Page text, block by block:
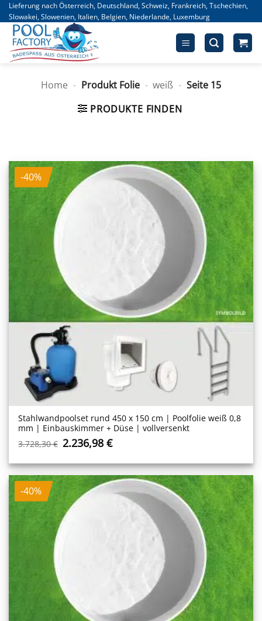
Zum
Inhalt
springen
Lieferung nach Österreich, Deutschland, Schweiz, Frankreich, Tschechien,
Slowakei, Slowenien, Italien, Belgien, Niederlande, Luxemburg
Home - Produkt Folie - weiß - Seite 15
PRODUKTE FINDEN
-40%
Stahlwand­poolset rund 450 x 150 cm | Poolfolie weiß 0,8
mm | Einbauskimmer + Düse | vollversenkt
3.728,30€ Ursprünglicher
war:
3.728,30 €
2.236,98€Aktueller
ist:
2.236,98 €.
-40%